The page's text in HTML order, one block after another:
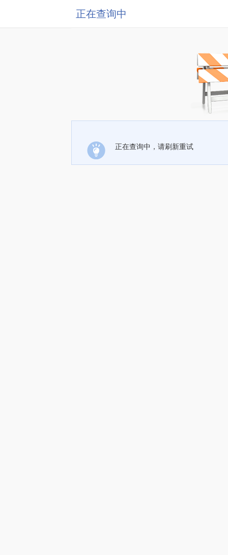
正在查询中
正在查询中，请刷新重试